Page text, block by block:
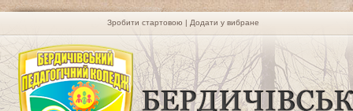
Зробити стартовою | Додати у вибране